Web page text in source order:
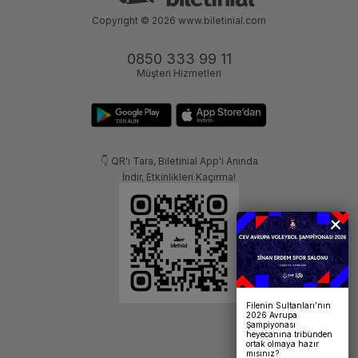
0850 333 99 11
Müşteri Hizmetleri
👇 QR'ı Tara, Biletinial App'i Anında
İndir, Etkinlikleri Kaçırma!
Copyright © 2026 www.biletinial.com
Filenin Sultanları’nın
2026 Avrupa
Şampiyonası
heyecanına tribünden
ortak olmaya hazır
mısınız?